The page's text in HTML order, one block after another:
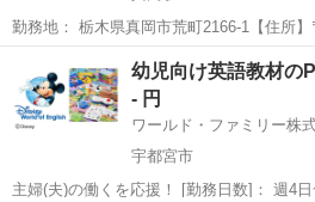
勤務地： 栃木県真岡市荒町2166-1【住所
荒町2166-1 【アクセス】JR真岡駅から車で
勤務日時： 週3日~週5日 10:00〜15:00／
真岡駅 営業
幼児向け英語教材の
- 円
ワールド・ファミリー株
宇都宮市
主婦(夫)の働くを応援！ [勤務日数]： 週4日~